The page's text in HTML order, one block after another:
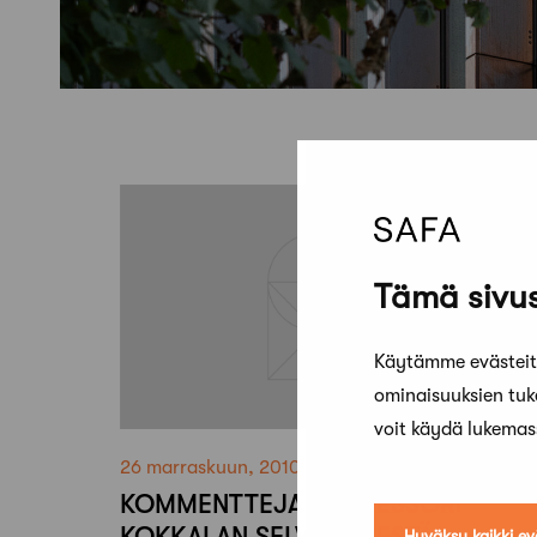
Tämä
Käytämme
ominaisuuksien
voit käydä
26 marraskuun, 2010
KOMMENTTEJA PROFESSORI